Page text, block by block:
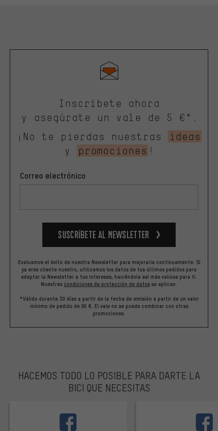
Inscríbete ahora
y asegúrate un vale de 5 €*.
¡No te pierdas nuestras
ideas
y
promociones !
Correo electrónico
Suscríbete al newsletter
Evaluamos el éxito de nuestra Newsletter para mejorarla continuamente. Si
ya eres cliente nuestro, utilizamos los datos de tus últimos pedidos para
adaptar la Newsletter a tus intereses, haciéndola así más valiosa para ti.
Nuestras condiciones de protección de datos se aplican.
*Válido durante 30 días a partir de la fecha de emisión a partir de un valor
mínimo de pedido de 60 €. El vale no se puede combinar con otras
promociones.
HACEMOS TODO LO POSIBLE PARA DARTE LA
BICI QUE NECESITAS